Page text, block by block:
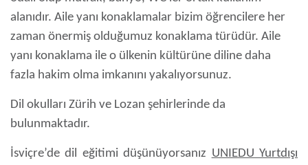
alanıdır. Aile yanı konaklamalar bizim öğrencilere her
zaman önermiş olduğumuz konaklama türüdür. Aile
yanı konaklama ile o ülkenin kültürüne diline daha
fazla hakim olma imkanını yakalıyorsunuz.
Dil okulları Zürih ve Lozan şehirlerinde da
bulunmaktadır.
İsviçre’de dil eğitimi düşünüyorsanız UNIEDU Yurtdışı